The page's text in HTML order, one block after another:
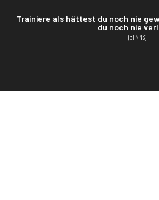
Trainiere als hättest du noch nie
du noch nie
(BTNNS)